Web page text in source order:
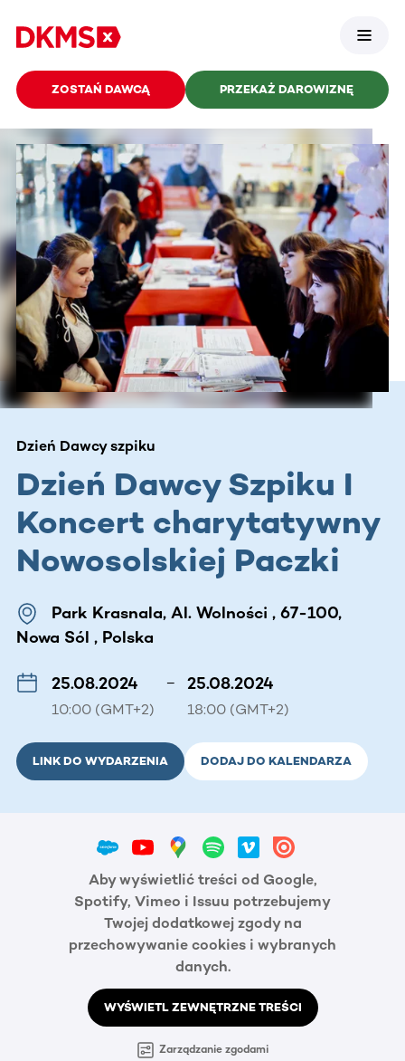
ZOSTAŃ DAWCĄ PRZEKAŻ DAROWIZNĘ
Dzień Dawcy szpiku
Dzień Dawcy Szpiku I
Koncert charytatywny
Nowosolskiej Paczki
Park Krasnala, Al. Wolności , 67-100,
Nowa Sól , Polska
25.08.2024
10:00 (GMT+2)
– 25.08.2024
18:00 (GMT+2)
LINK DO WYDARZENIA DODAJ DO KALENDARZA
Aby wyświetlić treści od Google,
Spotify, Vimeo i Issuu potrzebujemy
Twojej dodatkowej zgody na
przechowywanie cookies i wybranych
danych.
WYŚWIETL ZEWNĘTRZNE TREŚCI
Zarządzanie zgodami